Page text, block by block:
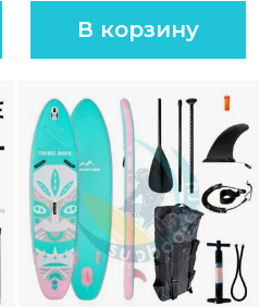
В корзину